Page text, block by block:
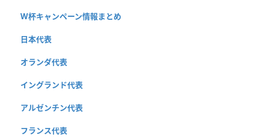
W杯キャンペーン情報まとめ
日本代表
オランダ代表
イングランド代表
アルゼンチン代表
フランス代表